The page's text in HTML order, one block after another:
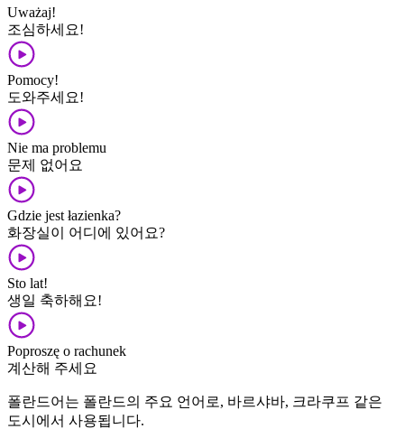
Uważaj!
조심하세요!
Pomocy!
도와주세요!
Nie ma problemu
문제 없어요
Gdzie jest łazienka?
화장실이 어디에 있어요?
Sto lat!
생일 축하해요!
Poproszę o rachunek
계산해 주세요
폴란드어는 폴란드의 주요 언어로, 바르샤바, 크라쿠프 같은
도시에서 사용됩니다.